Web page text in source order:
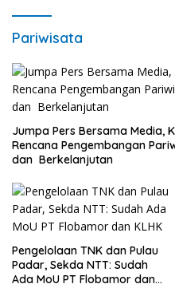
Pariwisata
Jumpa Pers Bersama Media,
Rencana Pengembangan
dan Berkelanjutan
Pengelolaan TNK dan Pulau
Padar, Sekda NTT: Sudah
Ada MoU PT Flobamor dan